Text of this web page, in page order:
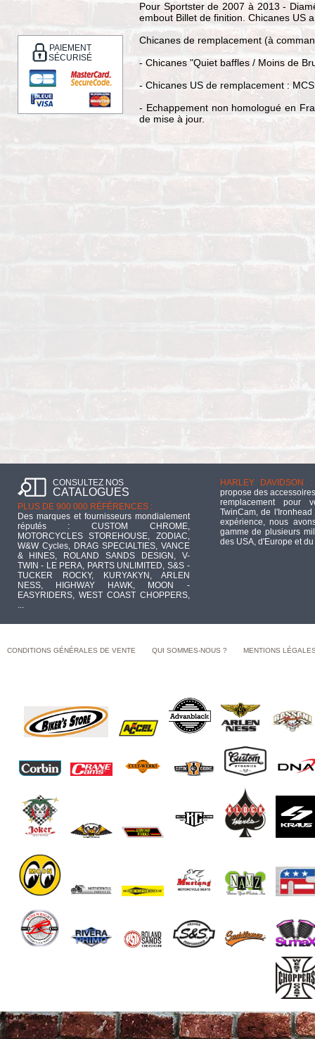
PAIEMENT
SÉCURISÉ
Pour Sportster de 2007 à 2013 -
embout Billet de finition. Chicanes US
Chicanes de remplacement (à
- Chicanes "Quiet baffles / Moins de
- Chicanes US de remplacement :
- Echappement non homologué en
de mise à jour.
CONSULTEZ NOS
CATALOGUES
PLUS DE 900 000 RÉFÉRENCES :
Des marques et fournisseurs mondialement
réputés : CUSTOM CHROME,
MOTORCYCLES STOREHOUSE, ZODIAC,
W&W Cycles, DRAG SPECIALTIES, VANCE
& HINES, ROLAND SANDS DESIGN, V-
TWIN - LE PERA, PARTS UNLIMITED, S&S -
TUCKER ROCKY, KURYAKYN, ARLEN
NESS, HIGHWAY HAWK, MOON -
EASYRIDERS, WEST COAST CHOPPERS,
HARLEY DAVIDSON :
propose des
remplacement pour
TwinCam, de
expérience, nous
gamme de plusieurs
des USA, d'Europe et
CONDITIONS GÉNÉRALES DE VENTE QUI SOMMES-NOUS ? MENTIONS
End of Gallery